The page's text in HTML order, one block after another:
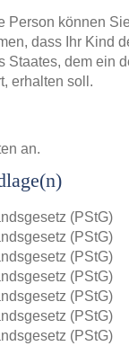
Person können
dass Ihr Kind
Staates, dem ein
erhalten soll.
an.
(PStG)
(PStG)
(PStG)
(PStG)
(PStG)
(PStG)
(PStG)